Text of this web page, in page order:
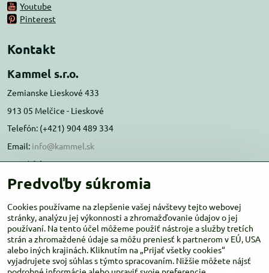
Youtube
Pinterest
Kontakt
Kammel s.r.o.
Zemianske Lieskové 433
913 05 Melčice - Lieskové
Telefón: (+421) 904 489 334
Email: info@kammel.sk
Prevádzka:
Administratívna budova PD Melčice
Otváracie hodiny:PO-ŠT 8:00 - 16:00
PIA-NE Zatvorené
Predvoľby súkromia
Cookies používame na zlepšenie vašej návštevy tejto webovej
stránky, analýzu jej výkonnosti a zhromažďovanie údajov o jej
používaní. Na tento účel môžeme použiť nástroje a služby tretích
strán a zhromaždené údaje sa môžu preniesť k partnerom v EÚ, USA
alebo iných krajinách. Kliknutím na „Prijať všetky cookies“
vyjadrujete svoj súhlas s týmto spracovaním. Nižšie môžete nájsť